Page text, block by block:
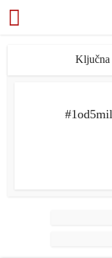
Ključna